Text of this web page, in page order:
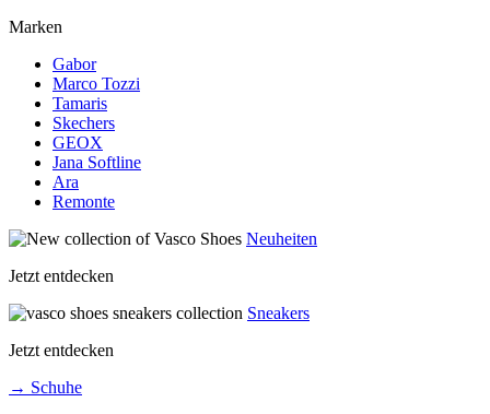
Marken
Gabor
Marco Tozzi
Tamaris
Skechers
GEOX
Jana Softline
Ara
Remonte
Neuheiten
Jetzt entdecken
Sneakers
Jetzt entdecken
→ Schuhe